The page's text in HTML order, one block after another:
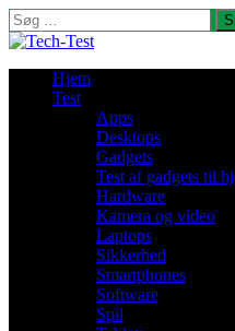
Søg
efter:
Hjem
Test
Apps
Desktops
Gadgets
Test af gadgets til
Hardware
Kamera og video
Laptops
Sikkerhed
Smartphones
Software
Spil